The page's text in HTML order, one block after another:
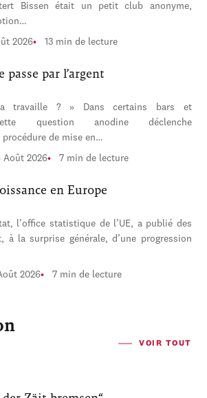
Bissen était un petit club anonyme,
2026 13 min de lecture
passe par l’argent
travaille ? » Dans certains bars et
question anodine déclenche
de mise en…
Août 2026 7 min de lecture
en Europe
l’office statistique de l’UE, a publié des
à la surprise générale, d’une progression
2026 7 min de lecture
VOIR TOUT